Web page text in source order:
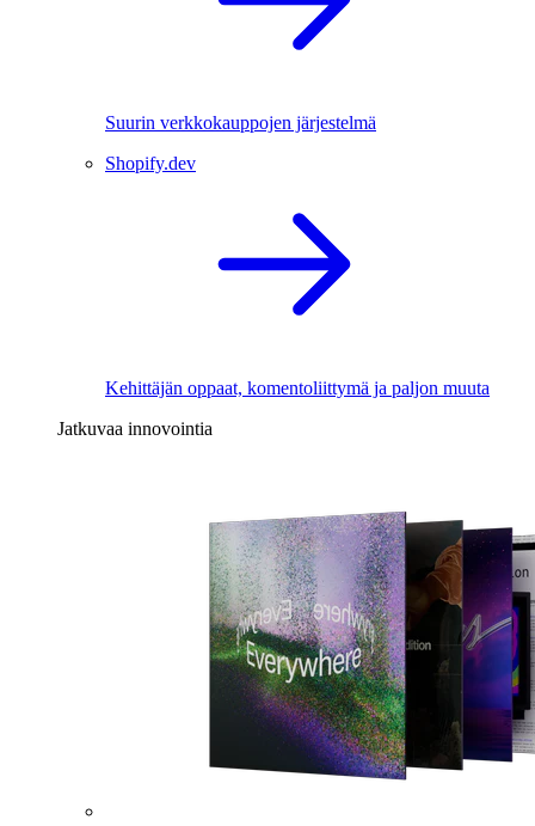
Suurin verkkokauppojen järjestelmä
Shopify.dev
Kehittäjän oppaat, komentoliittymä ja paljon muuta
Jatkuvaa innovointia